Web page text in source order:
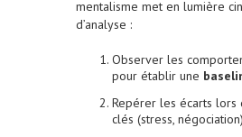
mentalisme met en lumière
d’analyse :
Observer les
pour établir une
Repérer les écarts lors
clés (stress,